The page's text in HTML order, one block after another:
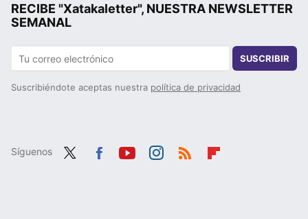
RECIBE "Xatakaletter", NUESTRA NEWSLETTER
SEMANAL
SUSCRIBIR
Suscribiéndote aceptas nuestra política de privacidad
Síguenos